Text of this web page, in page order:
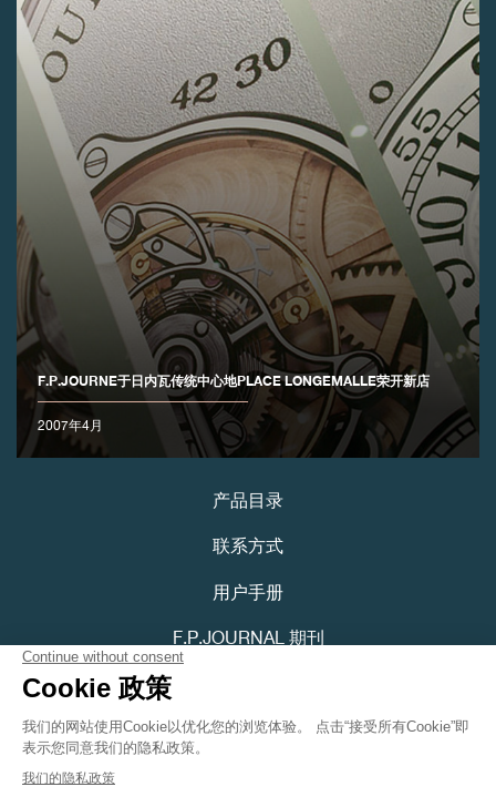
F.P.JOURNE于日内瓦传统中心地PLACE LONGEMALLE荣开新店
2007年4月
产品目录
联系方式
用户手册
F.P.JOURNAL 期刊
可访问性声明